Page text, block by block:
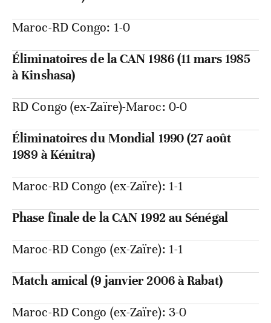
Maroc-RD Congo: 1-0
Éliminatoires de la CAN 1986 (11 mars 1985
à Kinshasa)
RD Congo (ex-Zaïre)-Maroc: 0-0
Éliminatoires du Mondial 1990 (27 août
1989 à Kénitra)
Maroc-RD Congo (ex-Zaïre): 1-1
Phase finale de la CAN 1992 au Sénégal
Maroc-RD Congo (ex-Zaïre): 1-1
Match amical (9 janvier 2006 à Rabat)
Maroc-RD Congo (ex-Zaïre): 3-0